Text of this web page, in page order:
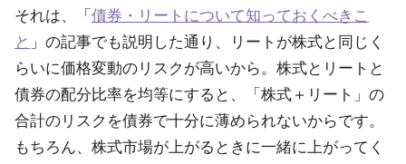
それは、「 債券・リートについて知っておくべきこ
と 」の記事でも説明した通り、リートが株式と同じく
らいに価格変動のリスクが高いから。株式とリートと
債券の配分比率を均等にすると、「株式＋リート」の
合計のリスクを債券で十分に薄められないからです。
もちろん、株式市場が上がるときに一緒に上がってく